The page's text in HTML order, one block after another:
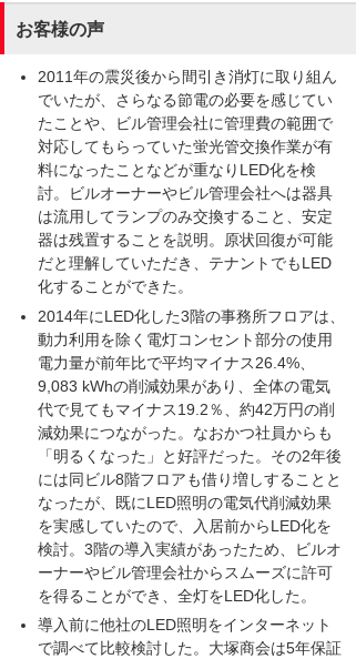
お客様の声
2011年の震災後から間引き消灯に取り組ん
でいたが、さらなる節電の必要を感じてい
たことや、ビル管理会社に管理費の範囲で
対応してもらっていた蛍光管交換作業が有
料になったことなどが重なりLED化を検
討。ビルオーナーやビル管理会社へは器具
は流用してランプのみ交換すること、安定
器は残置することを説明。原状回復が可能
だと理解していただき、テナントでもLED
化することができた。
2014年にLED化した3階の事務所フロアは、
動力利用を除く電灯コンセント部分の使用
電力量が前年比で平均マイナス26.4%、
9,083 kWhの削減効果があり、全体の電気
代で見てもマイナス19.2％、約42万円の削
減効果につながった。なおかつ社員からも
「明るくなった」と好評だった。その2年後
には同ビル8階フロアも借り増しすることと
なったが、既にLED照明の電気代削減効果
を実感していたので、入居前からLED化を
検討。3階の導入実績があったため、ビルオ
ーナーやビル管理会社からスムーズに許可
を得ることができ、全灯をLED化した。
導入前に他社のLED照明をインターネット
で調べて比較検討した。大塚商会は5年保証